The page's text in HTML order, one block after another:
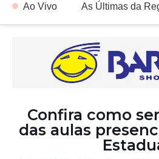
Ao Vivo As Últimas da
Confira como
das aulas